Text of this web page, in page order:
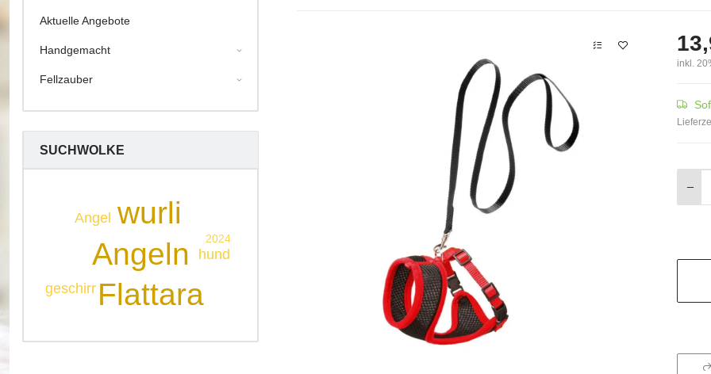
inkl.
Aktuelle Angebote
Handgemacht
Fellzauber
SUCHWOLKE
Angeln
Flattara
wurli
Angel
hund
geschirr
2024